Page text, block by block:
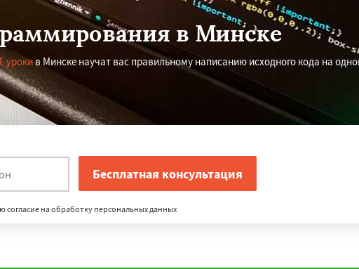
в Минске
урокив Минске научат вас правильному написанию исходного кода на
согласие на обработку персональных данных